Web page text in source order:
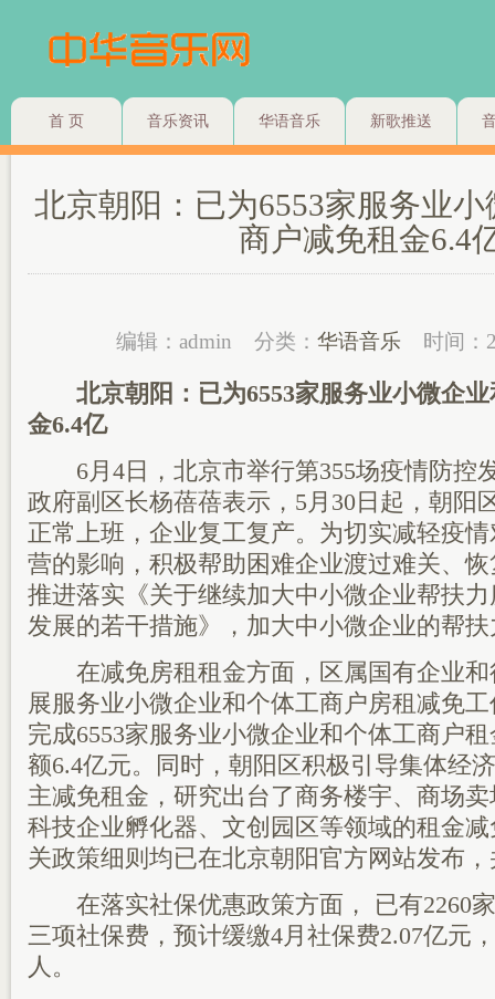
首 页 音乐资讯 华语音乐 新歌推送
北京朝阳：已为6553家服务业
商户减免租金6.4
编辑：admin 分类： 华语音乐 时间：
北京朝阳：已为6553家服务业小微企
金6.4亿
6月4日，北京市举行第355场疫情防控
政府副区长杨蓓蓓表示，5月30日起，朝阳
正常上班，企业复工复产。为切实减轻疫
营的影响，积极帮助困难企业渡过难关、
推进落实《关于继续加大中小微企业帮扶
发展的若干措施》，加大中小微企业的帮
在减免房租租金方面，区属国有企业和
展服务业小微企业和个体工商户房租减免
完成6553家服务业小微企业和个体工商户
额6.4亿元。同时，朝阳区积极引导集体经
主减免租金，研究出台了商务楼宇、商场
科技企业孵化器、文创园区等领域的租金
关政策细则均已在北京朝阳官方网站发布
在落实社保优惠政策方面， 已有2260
三项社保费，预计缓缴4月社保费2.07亿元
人。